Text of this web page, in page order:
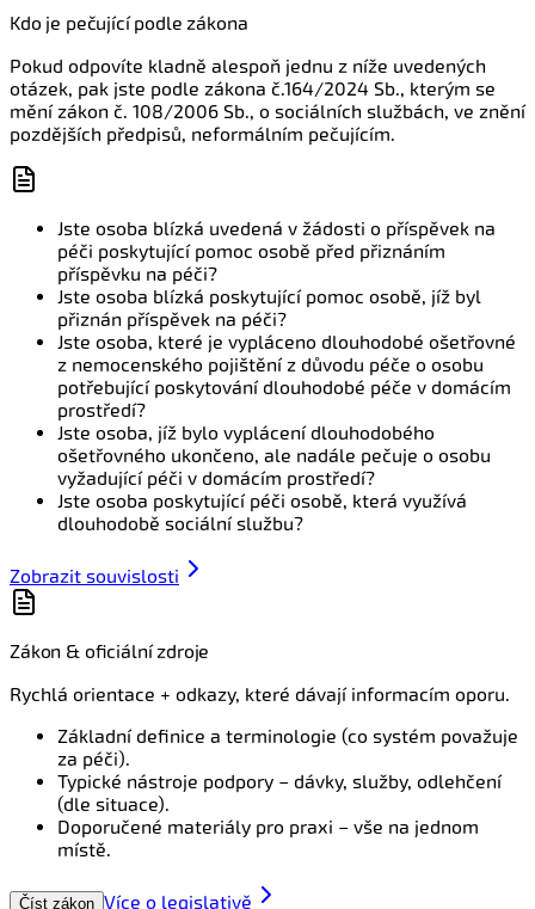
Kdo je pečující podle zákona
Pokud odpovíte kladně alespoň jednu z níže uvedených
otázek, pak jste podle zákona č.164/2024 Sb., kterým se
mění zákon č. 108/2006 Sb., o sociálních službách, ve znění
pozdějších předpisů, neformálním pečujícím.
Jste osoba blízká uvedená v žádosti o příspěvek na
péči poskytující pomoc osobě před přiznáním
příspěvku na péči?
Jste osoba blízká poskytující pomoc osobě, jíž byl
přiznán příspěvek na péči?
Jste osoba, které je vypláceno dlouhodobé ošetřovné
z nemocenského pojištění z důvodu péče o osobu
potřebující poskytování dlouhodobé péče v domácím
prostředí?
Jste osoba, jíž bylo vyplácení dlouhodobého
ošetřovného ukončeno, ale nadále pečuje o osobu
vyžadující péči v domácím prostředí?
Jste osoba poskytující péči osobě, která využívá
dlouhodobě sociální službu?
Zobrazit souvislosti
Zákon & oficiální zdroje
Rychlá orientace + odkazy, které dávají informacím oporu.
Základní definice a terminologie (co systém považuje
za péči).
Typické nástroje podpory – dávky, služby, odlehčení
(dle situace).
Doporučené materiály pro praxi – vše na jednom
místě.
Číst zákon Více o legislativě